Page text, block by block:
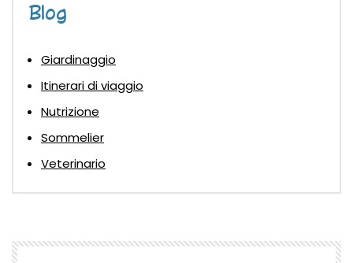
Blog
Giardinaggio
Itinerari di viaggio
Nutrizione
Sommelier
Veterinario